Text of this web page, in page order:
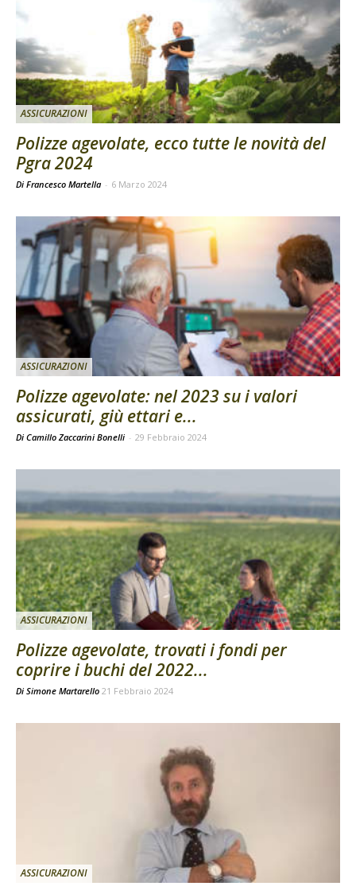
ASSICURAZIONI
Polizze agevolate, ecco tutte le novità del
Pgra 2024
Di Francesco Martella - 6 Marzo 2024
ASSICURAZIONI
Polizze agevolate: nel 2023 su i valori
assicurati, giù ettari e...
Di Camillo Zaccarini Bonelli - 29 Febbraio 2024
ASSICURAZIONI
Polizze agevolate, trovati i fondi per
coprire i buchi del 2022...
Di Simone Martarello 21 Febbraio 2024
ASSICURAZIONI